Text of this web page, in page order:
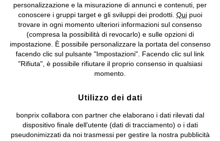
IT09060P00000858, N. Reg. AEE: IT08020000002105 Capitale
Sociale: euro 1.000.000 i.v, Società soggetta all'attività di direzione
e coordinamento di bonprix Beteiligungs -Verwaltungsgesellschaft
mbH.
personalizzazione e la misurazione di annunci e contenuti, per
conoscere i gruppi target e gli sviluppi dei prodotti. Quipuoi
trovare in ogni momento ulteriori informazioni sul consenso
(compresa la possibilità di revocarlo) e sulle opzioni di
impostazione. È possibile personalizzare la portata del consenso
facendo clic sul pulsante "Impostazioni". Facendo clic sul link
"Rifiuta", è possibile rifiutare il proprio consenso in qualsiasi
momento.
Utilizzo dei dati
bonprix collabora con partner che elaborano i dati rilevati dal
dispositivo finale dell'utente (dati di tracciamento) o i dati
pseudonimizzati da noi trasmessi per gestire la nostra pubblicità